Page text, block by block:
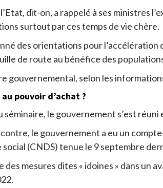
dit-on, a rappelé à ses ministres
surtout par ces temps de vie chère.
des orientations pour
de route au bénéfice des
gouvernemental, selon les
pouvoir d’achat ?
séminaire, le gouvernement s’est réuni
le gouvernement a eu un
social (CNDS) tenue le 9 septembre
des mesures dites « idoines » dans un